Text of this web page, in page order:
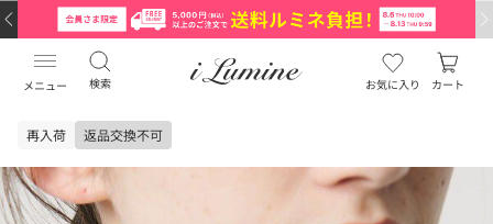
メニュー 検索 お気に入り カート
再入荷 返品交換不可